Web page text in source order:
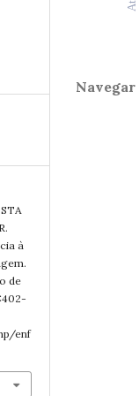
à
de
enf
Navegar